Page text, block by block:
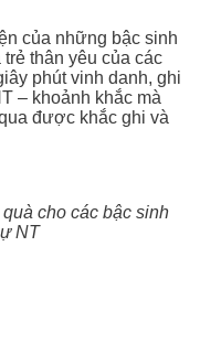
của những bậc sinh
thân yêu của các
phút vinh danh, ghi
– khoảnh khắc mà
được khắc ghi và
cho các bậc sinh
NT